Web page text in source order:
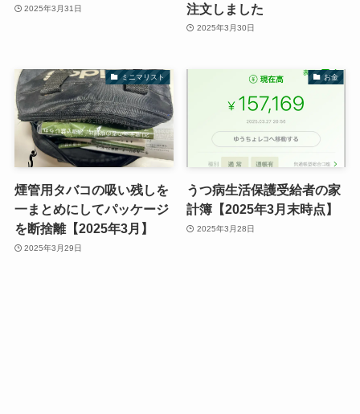
2025年3月31日
注文しました
2025年3月30日
ミニマリスト
煙管用タバコの吸い残しを
一まとめにしてパッケージ
を断捨離【2025年3月】
2025年3月29日
お金
うつ病生活保護受給者の家
計簿【2025年3月末時点】
2025年3月28日